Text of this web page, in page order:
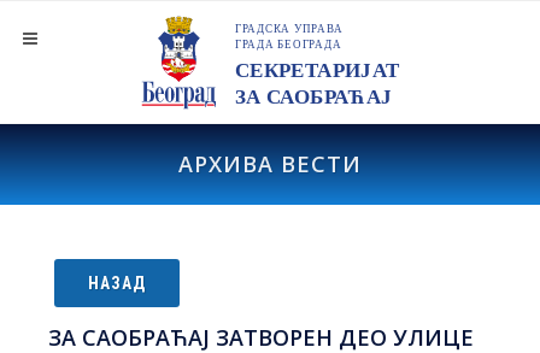
АРХИВА ВЕСТИ
НАЗАД
ЗА САОБРАЋАЈ ЗАТВОРЕН ДЕО УЛИЦЕ